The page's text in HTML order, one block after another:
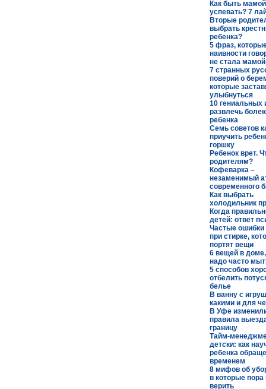
Как быть
успевать? 7
Вторые
выбрать
ребенка?
5 фраз,
наивности
не стала мамой
7 странных
поверий о
которые
улыбнуться
10 гениальных
развлечь
ребенка
Семь советов
приучить
горшку
Ребенок врет.
родителям?
Кофеварка –
незаменимый
современного
Как выбрать
холодильник
Когда
детей: ответ
Частые ошибки
при стирке,
портят вещи
6 вещей в
надо часто
5 способов
отбелить
белье
В ванну с
какими и для
В Уфе
правила
границу
Тайм-
детски: как
ребенка
временем
8 мифов об
в которые пора
верить